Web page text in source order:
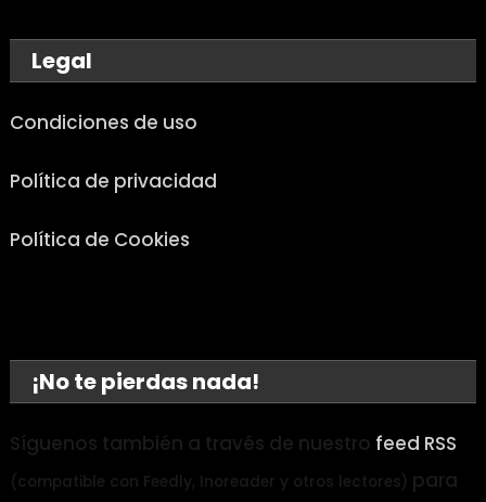
Legal
Condiciones de uso
Política de privacidad
Política de Cookies
¡No te pierdas nada!
Síguenos también a través de nuestro feed RSS
(compatible con Feedly, Inoreader y otros lectores) para